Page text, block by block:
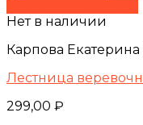
Нет в наличии
Карпова
Лестница
299,00 ₽